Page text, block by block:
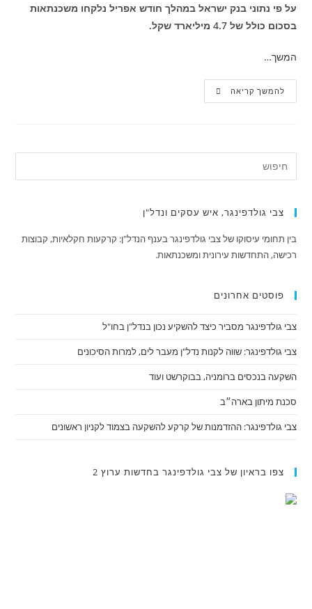
על פי נתוני בנק ישראל במהלך חודש אפריל נלקחו משכנתאות
בסכום כולל של 4.7 מיליארד שקל.
המשך…
להמשך קריאה
צבי גולדפינגר, איש עסקים ונדל"ן
בין תחומי עיסוקו של צבי גולדפינגר בענף הנדל"ן: קרקעות חקלאיות, קבוצות
רכישה, התחדשות עירונית ומשכנתאות.
פוסטים אחרונים
צבי גולדפינגר מסביר כיצד להשקיע נכון בנדל"ן בחו"ל
צבי גולדפינגר: שווה לקנות נדל"ן מעבר לים, למרות הסיכונים
השקעה בנכסים ברומניה, בבוקרשט ועוד
סכנת מיתון בארה״ב
צבי גולדפינגר: ההזדמנות של קרקע להשקעה בצמוד לקניון ראשונים
צפו בראיון של צבי גולדפינגר בחדשות ערוץ 2